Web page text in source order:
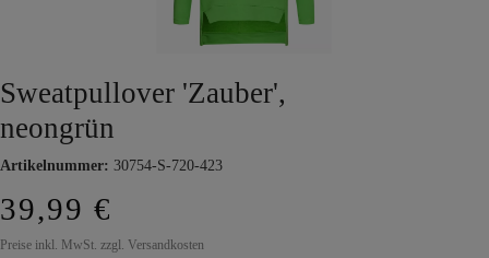
Sweatpullover 'Zauber',
neongrün
Artikelnummer: 30754-S-720-423
39,99 €
Preise inkl. MwSt. zzgl. Versandkosten